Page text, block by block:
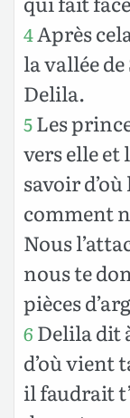
4Après
la vallée
Delila.
5Les
vers elle
savoir
comment
Nous
nous te
pièces
6 Delila dit
d’où vient
il faudrait